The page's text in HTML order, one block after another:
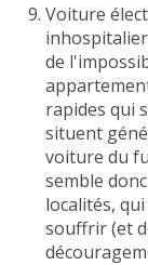
Voiture
de
rapides qui
situent
voiture du
semble
localités,
souffrir (et